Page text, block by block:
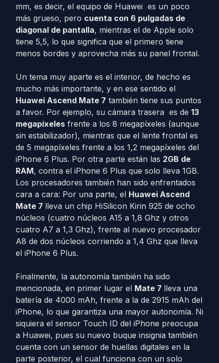
mm, es decir, el equipo de Huawei es un poco
más grueso, pero cuenta con 6 pulgadas de
diagonal de pantalla, mientras el de Apple solo
tiene 5,5, lo que significa que el primero tiene
menos bordes y aprovecha más su panel frontal.
Un tema muy aparte es el interior, de hecho es
mucho más importante, y en ese sentido el
Huawei Ascend Mate 7 también tiene sus puntos
a favor. Por ejemplo, su cámara trasera es de 13
megapíxeles frente a los 8 megapíxeles (aunque
sin estabilizador), mientras que el lente frontal es
de 5 megapíxeles frente a los 1,2 megapíxeles del
iPhone 6 Plus. Por otra parte están las 2GB de
RAM, contra el iPhone 6 Plus que solo lleva 1GB.
Los procesadores también han sido enfrentados
cara a cara: Por una parte, el Huawei Ascend
Mate 7 lleva un chip HiSilicon Kirin 925 de ocho
núcleos (cuatro núcleos A15 a 1,8 Ghz y otros
cuatro A7 a 1,3 Ghz), frente al nuevo procesador
A8 de dos núcleos corriendo a 1,4 Ghz que lleva
el iPhone 6 Plus.
Finalmente, la autonomía también ha sido
mencionada, en primer lugar el Mate 7 lleva una
batería de 4000 mAh, frente a la de 2915 mAh del
iPhone, lo que garantiza una mayor autonomía. Ni
siquiera el sensor Touch ID del iPhone preocupa
a Huawei, pues su nuevo buque insignia también
cuenta con un sensor de huellas digitales en la
parte posterior, el cual funciona con un solo